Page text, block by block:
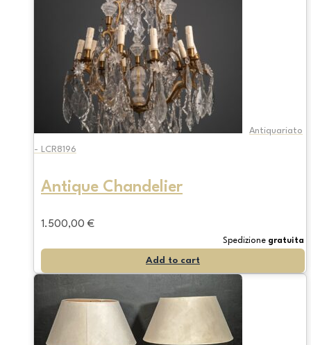
Antiquariato
- LCR8196
Antique Chandelier
1.500,00 €
Spedizione gratuita
Add to cart